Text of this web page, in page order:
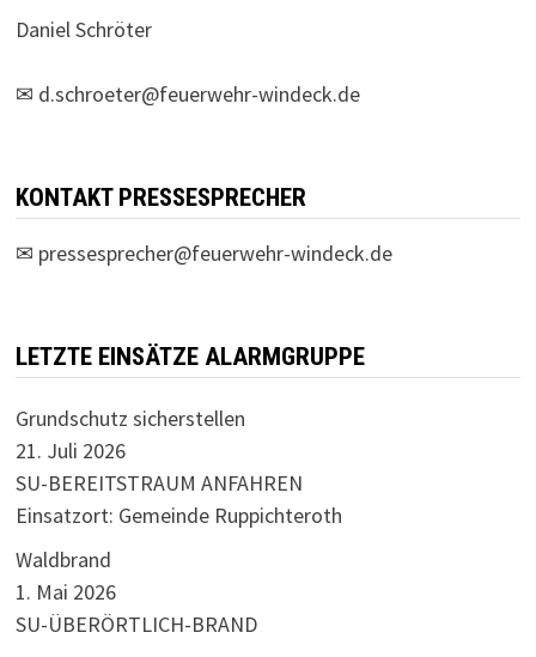
Daniel Schröter
✉ d.schroeter@feuerwehr-windeck.de
KONTAKT PRESSESPRECHER
✉ pressesprecher@feuerwehr-windeck.de
LETZTE EINSÄTZE ALARMGRUPPE
Grundschutz sicherstellen
21. Juli 2026
SU-BEREITSTRAUM ANFAHREN
Einsatzort: Gemeinde Ruppichteroth
Waldbrand
1. Mai 2026
SU-ÜBERÖRTLICH-BRAND